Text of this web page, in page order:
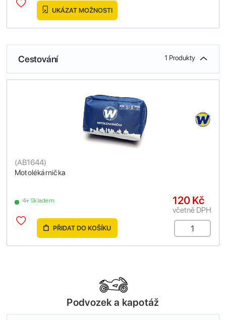
UKÁZAT MOŽNOSTI
Cestování 1 Produkty
Motolékárnička
(AB1644)
4+ Skladem 120 Kč
včetně DPH
PŘIDAT DO KOŠÍKU
Podvozek a kapotáž